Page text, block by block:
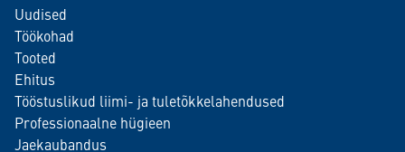
Uudised
Töökohad
Tooted
Ehitus
Tööstuslikud liimi- ja tuletõkkelahendused
Professionaalne hügieen
Jaekaubandus